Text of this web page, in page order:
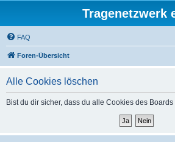
Tragenetzwerk
FAQ
Foren-Übersicht
Alle Cookies löschen
Bist du dir sicher, dass du alle Cookies des